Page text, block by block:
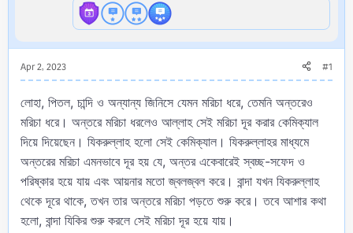
Apr 2, 2023 #1
লোহা, পিতল, চান্দি ও অন্যান্য জিনিসে যেমন মরিচা ধরে, তেমনি অন্তরেও
মরিচা ধরে। অন্তরে মরিচা ধরলেও আল্লাহ সেই মরিচা দূর করার কেমিক্যাল
দিয়ে দিয়েছেন। যিকরুল্লাহ হলো সেই কেমিক্যাল। যিকরুল্লাহর মাধ্যমে
অন্তরের মরিচা এমনভাবে দূর হয় যে, অন্তর একেবারেই স্বচ্ছ-সফেদ ও
পরিষ্কার হয়ে যায় এবং আয়নার মতো জ্বলজ্বল করে। বান্দা যখন যিকরুল্লাহ
থেকে দূরে থাকে, তখন তার অন্তরে মরিচা পড়তে শুরু করে। তবে আশার কথা
হলো, বান্দা যিকির শুরু করলে সেই মরিচা দূর হয়ে যায়।